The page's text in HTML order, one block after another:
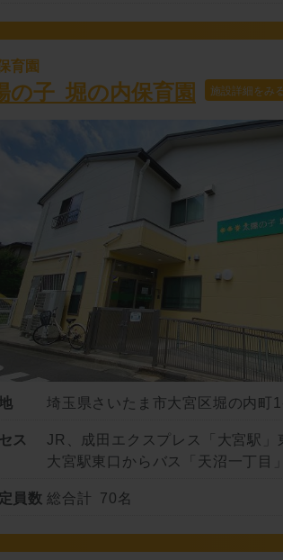
育園
の子 堀の内保育園
埼玉県さいたま市大宮区堀の内町
ス
JR、成田エクスプレス「大宮駅」
大宮駅東口からバス「天沼一丁目
員数 総合計 70名